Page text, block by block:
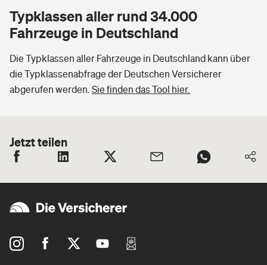
Typklassen aller rund 34.000
Fahrzeuge in Deutschland
Die Typklassen aller Fahrzeuge in Deutschland kann über
die Typklassenabfrage der Deutschen Versicherer
abgerufen werden. Sie finden das Tool hier.
Jetzt teilen